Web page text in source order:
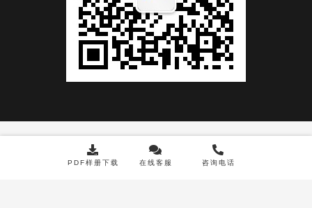
浙ICP备11045853号-6 浙公网安备33113002000024号
PDF样册下载 在线客服 咨询电话